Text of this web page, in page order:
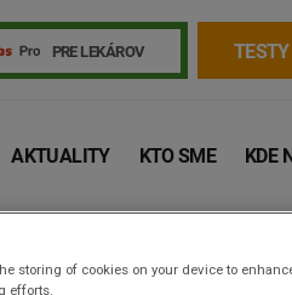
PRE LEKÁROV
AKTUALITY KTO SME KDE
storing of cookies on your device to
efforts.